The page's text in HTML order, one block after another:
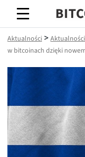
Aktualności >
w bitcoinach dzięki